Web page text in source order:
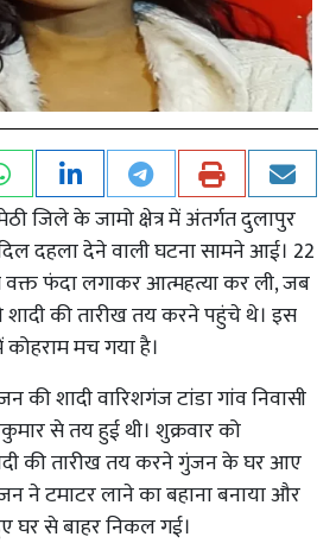
जिले के जामो क्षेत्र में अंतर्गत दुलापुर
दहला देने वाली घटना सामने आई। 22
वक्त फंदा लगाकर आत्महत्या कर ली, जब
की तारीख तय करने पहुंचे थे। इस
कोहराम मच गया है।
की शादी वारिशगंज टांडा गांव निवासी
से तय हुई थी। शुक्रवार को
की तारीख तय करने गुंजन के घर आए
ने टमाटर लाने का बहाना बनाया और
घर से बाहर निकल गई।